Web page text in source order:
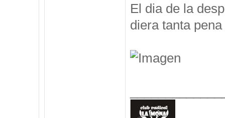
El dia de la
diera tanta